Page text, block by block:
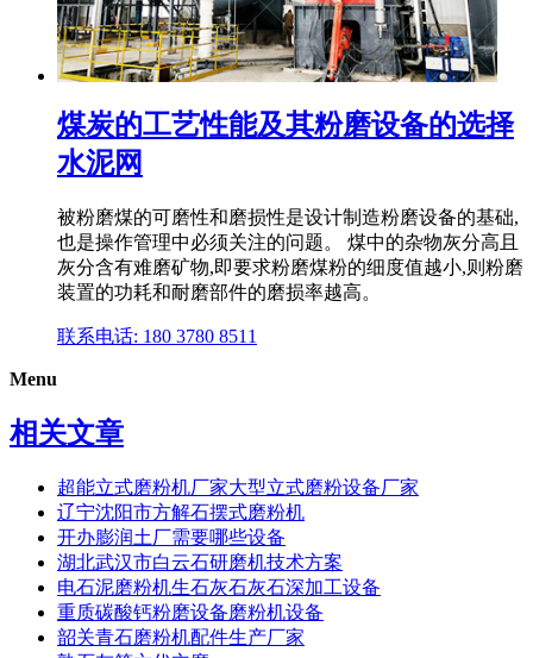
煤炭的工艺性能及其粉磨设备的选择
水泥网
被粉磨煤的可磨性和磨损性是设计制造粉磨设备的基础,
也是操作管理中必须关注的问题。 煤中的杂物灰分高且
灰分含有难磨矿物,即要求粉磨煤粉的细度值越小,则粉磨
装置的功耗和耐磨部件的磨损率越高。
联系电话: 180 3780 8511
Menu
相关文章
超能立式磨粉机厂家大型立式磨粉设备厂家
辽宁沈阳市方解石摆式磨粉机
开办膨润土厂需要哪些设备
湖北武汉市白云石研磨机技术方案
电石泥磨粉机生石灰石灰石深加工设备
重质碳酸钙粉磨设备磨粉机设备
韶关青石磨粉机配件生产厂家